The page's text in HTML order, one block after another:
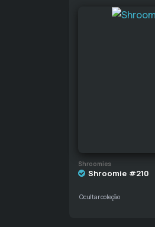
Shroomies
Shroomie #210
Ocultar coleção